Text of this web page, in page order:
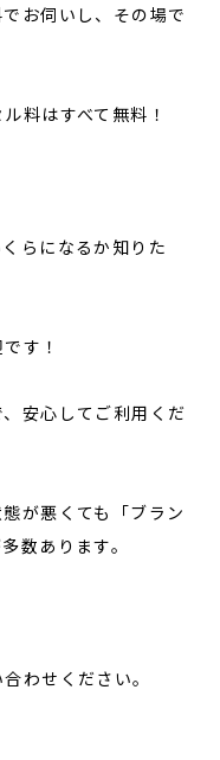
お伺いし、その場で
料はすべて無料！
らになるか知りた
す！
安心してご利用くだ
が悪くても「ブラン
数あります。
わせください。